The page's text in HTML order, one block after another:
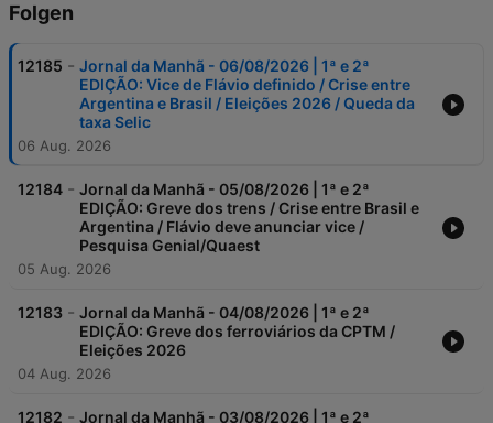
Folgen
12185 - Jornal da Manhã - 06/08/2026 | 1ª e 2ª
EDIÇÃO: Vice de Flávio definido / Crise entre
Argentina e Brasil / Eleições 2026 / Queda da
taxa Selic
06 Aug. 2026
12184 - Jornal da Manhã - 05/08/2026 | 1ª e 2ª
EDIÇÃO: Greve dos trens / Crise entre Brasil e
Argentina / Flávio deve anunciar vice /
Pesquisa Genial/Quaest
05 Aug. 2026
12183 - Jornal da Manhã - 04/08/2026 | 1ª e 2ª
EDIÇÃO: Greve dos ferroviários da CPTM /
Eleições 2026
04 Aug. 2026
12182 - Jornal da Manhã - 03/08/2026 | 1ª e 2ª